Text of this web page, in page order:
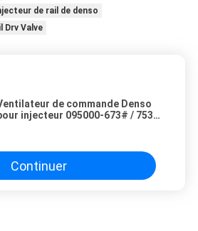
de rail de denso
Drv Valve
de commande Denso
injecteur 095000-673# / 753#
Continuer